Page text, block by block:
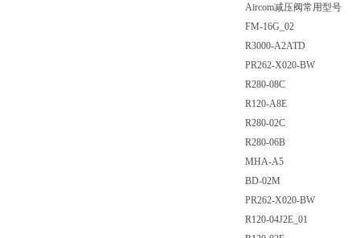
Aircom减压阀常用型号
FM-16G_02
R3000-A2ATD
PR262-X020-BW
R280-08C
R120-A8E
R280-02C
R280-06B
MHA-A5
BD-02M
PR262-X020-BW
R120-04J2E_01